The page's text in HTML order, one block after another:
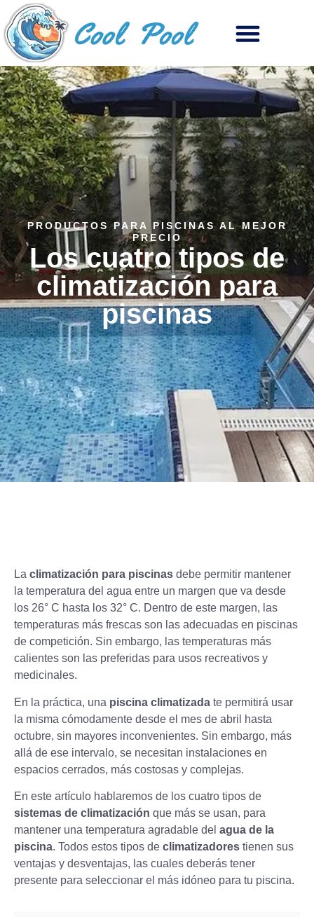
PRODUCTOS PARA PISCINAS AL MEJOR
PRECIO
Los cuatro tipos de
climatización para
piscinas
La climatización para piscinas debe permitir mantener
la temperatura del agua entre un margen que va desde
los 26° C hasta los 32° C. Dentro de este margen, las
temperaturas más frescas son las adecuadas en piscinas
de competición. Sin embargo, las temperaturas más
calientes son las preferidas para usos recreativos y
medicinales.
En la práctica, una piscina climatizada te permitirá usar
la misma cómodamente desde el mes de abril hasta
octubre, sin mayores inconvenientes. Sin embargo, más
allá de ese intervalo, se necesitan instalaciones en
espacios cerrados, más costosas y complejas.
En este artículo hablaremos de los cuatro tipos de
sistemas de climatización que más se usan, para
mantener una temperatura agradable del agua de la
piscina. Todos estos tipos de climatizadores tienen sus
ventajas y desventajas, las cuales deberás tener
presente para seleccionar el más idóneo para tu piscina.